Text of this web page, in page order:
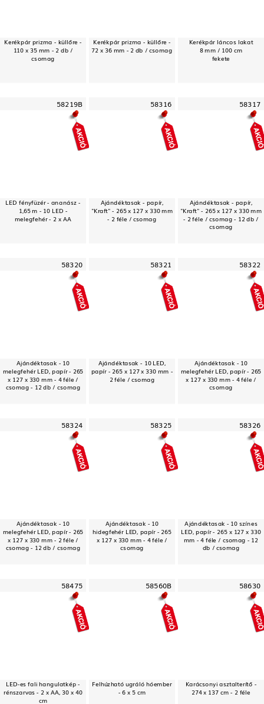
Kerékpár prizma - küllőre -
110 x 35 mm - 2 db /
csomag
Kerékpár prizma - küllőre -
72 x 36 mm - 2 db / csomag
Kerékpár láncos lakat
8 mm / 100 cm
fekete
58219B
LED fényfüzér - ananász -
1,65 m - 10 LED -
melegfehér - 2 x AA
58316
Ajándéktasak - papír,
"Kraft" - 265 x 127 x 330 mm
- 2 féle / csomag
58317
Ajándéktasak - papír,
"Kraft" - 265 x 127 x 330 mm
- 2 féle / csomag - 12 db /
csomag
58320
Ajándéktasak - 10
melegfehér LED, papír - 265
x 127 x 330 mm - 4 féle /
csomag - 12 db / csomag
58321
Ajándéktasak - 10 LED,
papír - 265 x 127 x 330 mm -
2 féle / csomag
58322
Ajándéktasak - 10
melegfehér LED, papír - 265
x 127 x 330 mm - 4 féle /
csomag
58324
Ajándéktasak - 10
melegfehér LED, papír - 265
x 127 x 330 mm - 2 féle /
csomag - 12 db / csomag
58325
Ajándéktasak - 10
hidegfehér LED, papír - 265
x 127 x 330 mm - 4 féle /
csomag
58326
Ajándéktasak - 10 színes
LED, papír - 265 x 127 x 330
mm - 4 féle / csomag - 12
db / csomag
58475
LED-es fali hangulatkép -
rénszarvas - 2 x AA, 30 x 40
cm
58560B
Felhúzható ugráló hóember
- 6 x 5 cm
58630
Karácsonyi asztalterítő -
274 x 137 cm - 2 féle